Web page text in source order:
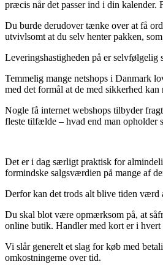
præcis når det passer ind i din kalender.
Du burde derudover tænke over at få
utvivlsomt at du selv henter pakken,
Leveringshastigheden på er selvfølgelig
Temmelig mange netshops i Danmark
med det formål at de med sikkerhed
Nogle få internet webshops tilbyder
fleste tilfælde – hvad end man opholder
Det er i dag særligt praktisk for
formindske salgsværdien på mange af
Derfor kan det trods alt blive tiden værd
Du skal blot være opmærksom på, at
online butik. Handler med kort er i
Vi slår generelt et slag for køb med
omkostningerne over tid.